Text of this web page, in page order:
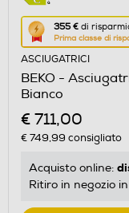
355 € di
Prima classe di
Questa
azione
aprirà
il
Calcolatore
di
risparmio
energetico
di
ASCIUGATRICI
BEKO -
Bianco
€ 711,00
€ 749,99 consigliato
Acquisto online:
Ritiro in negozio